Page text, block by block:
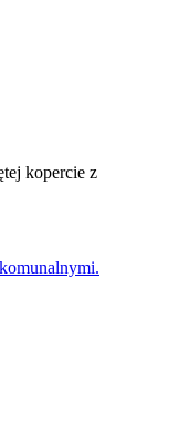
kopercie z